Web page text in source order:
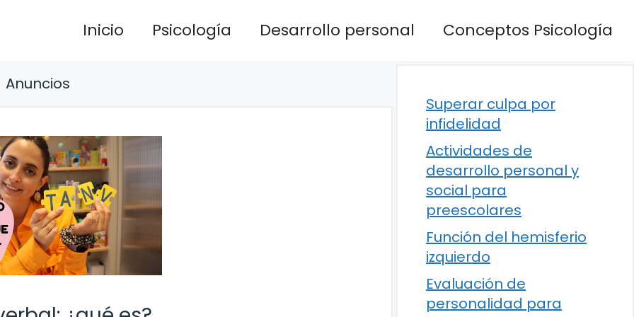
Inicio Psicología Desarrollo personal Conceptos Psicología
Anuncios
Superar culpa por
infidelidad
Actividades de
desarrollo personal y
social para
preescolares
Función del hemisferio
izquierdo
Evaluación de
personalidad para